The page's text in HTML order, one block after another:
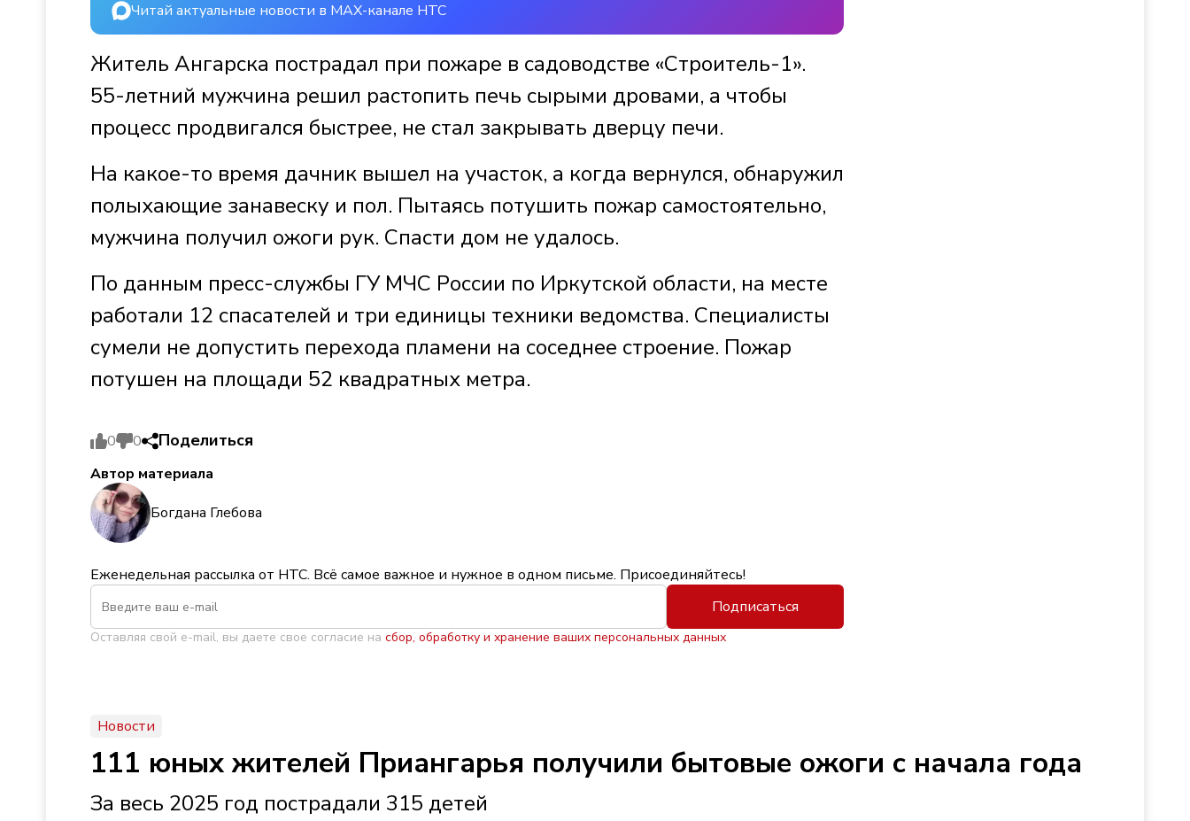
Читай актуальные новости в MAX-канале НТС
Житель Ангарска пострадал при пожаре в садоводстве «Строитель-1».
55-летний мужчина решил растопить печь сырыми дровами, а чтобы
процесс продвигался быстрее, не стал закрывать дверцу печи.
На какое-то время дачник вышел на участок, а когда вернулся, обнаружил
полыхающие занавеску и пол. Пытаясь потушить пожар самостоятельно,
мужчина получил ожоги рук. Спасти дом не удалось.
По данным пресс-службы ГУ МЧС России по Иркутской области, на месте
работали 12 спасателей и три единицы техники ведомства. Специалисты
сумели не допустить перехода пламени на соседнее строение. Пожар
потушен на площади 52 квадратных метра.
0 0 Поделиться
Автор материала
Богдана Глебова
Еженедельная рассылка от НТС. Всё самое важное и нужное в одном письме. Присоединяйтесь!
Подписаться
Оставляя свой e-mail, вы даете свое согласие на сбор, обработку и хранение ваших персональных данных
Новости
111 юных жителей Приангарья получили бытовые ожоги с начала года
За весь 2025 год пострадали 315 детей